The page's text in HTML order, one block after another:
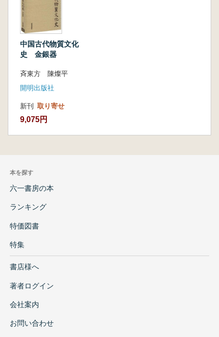
中国古代物質文化
史 金銀器
斉東方 陳燦平
開明出版社
新刊 取り寄せ
9,075円
本を探す
六一書房の本
ランキング
特価図書
特集
書店様へ
著者ログイン
会社案内
お問い合わせ